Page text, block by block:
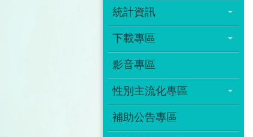
統計資訊
下載專區
影音專區
性別主流化專區
補助公告專區